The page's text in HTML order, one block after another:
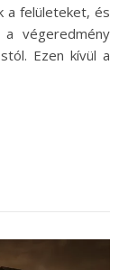
a felületeket, és
végeredmény
Ezen kívül a